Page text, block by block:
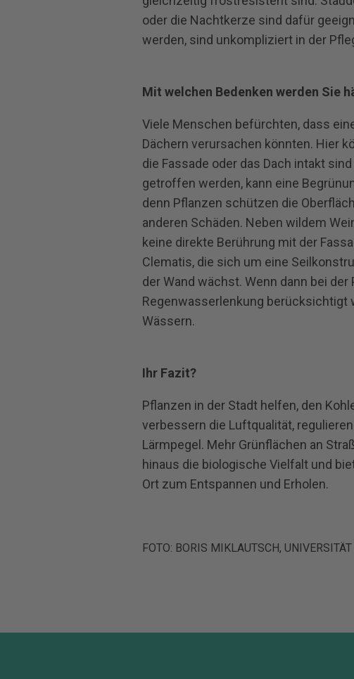
oder die Nachtkerze sind dafür
werden, sind unkompliziert in der
Mit welchen Bedenken werden Sie
Viele Menschen befürchten, dass
Dächern verursachen könnten. Hier
die Fassade oder das Dach intakt
getroffen werden, kann eine
denn Pflanzen schützen die
anderen Schäden. Neben wildem
keine direkte Berührung mit der
Clematis, die sich um eine
der Wand wächst. Wenn dann bei
Regenwasserlenkung berücksichtigt
Wässern.
Ihr Fazit?
Pflanzen in der Stadt helfen, den
verbessern die Luftqualität,
Lärmpegel. Mehr Grünflächen an
hinaus die biologische Vielfalt und
Ort zum Entspannen und Erholen.
FOTO: BORIS MIKLAUTSCH,